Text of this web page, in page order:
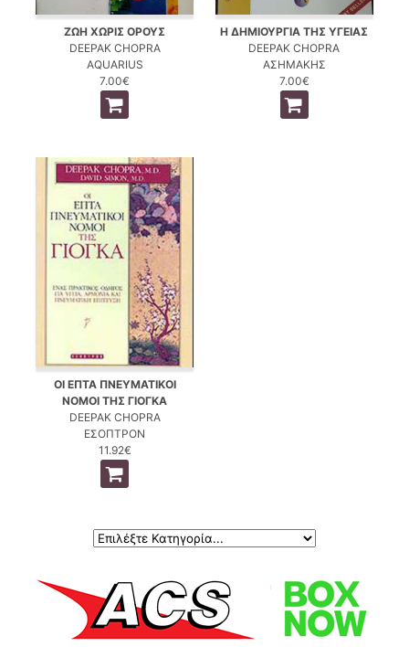
ΖΩΗ ΧΩΡΙΣ ΟΡΟΥΣ
DEEPAK CHOPRA
AQUARIUS
7.00€
Η ΔΗΜΙΟΥΡΓΙΑ ΤΗΣ ΥΓΕΙΑΣ
DEEPAK CHOPRA
ΑΣΗΜΑΚΗΣ
7.00€
ΟΙ ΕΠΤΑ ΠΝΕΥΜΑΤΙΚΟΙ
ΝΟΜΟΙ ΤΗΣ ΓΙΟΓΚΑ
DEEPAK CHOPRA
ΕΣΟΠΤΡΟΝ
11.92€